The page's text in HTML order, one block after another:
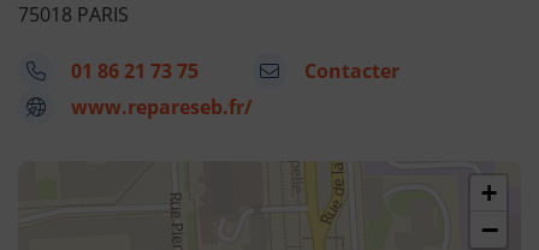
75018 PARIS
01 86 21 73 75
Contacter
www.repareseb.fr/
48.89678664598424,2.3587329552870293
+
−